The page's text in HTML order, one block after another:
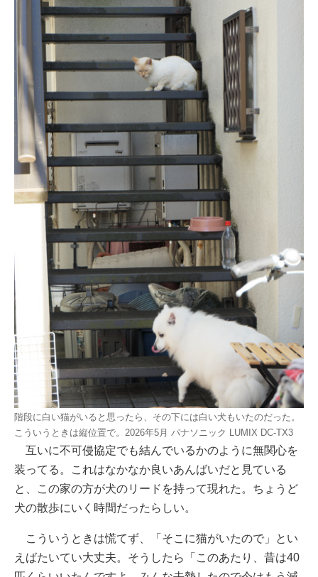
階段に白い猫がいると思ったら、その下には白い犬もいたのだった。
こういうときは縦位置で。2026年5月 パナソニック LUMIX DC-TX3
互いに不可侵協定でも結んでいるかのように無関心を
装ってる。これはなかなか良いあんばいだと見ている
と、この家の方が犬のリードを持って現れた。ちょうど
犬の散歩にいく時間だったらしい。
こういうときは慌てず、「そこに猫がいたので」とい
えばたいてい大丈夫。そうしたら「このあたり、昔は40